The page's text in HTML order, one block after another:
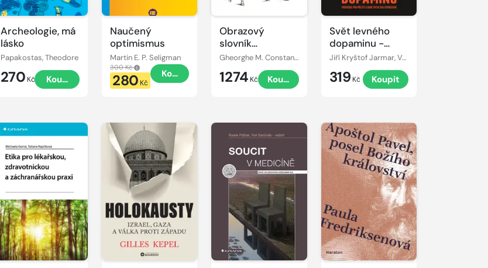
Archeologie, má
lásko
Papakostas, Theodore
270 Kč Koupit
Naučený
optimismus
Martin E. P. Seligman
300 Kč
280 Kč
Koupit
Obrazový
slovník
veterinární
Gheorghe M. Constantinescu
1274 Kč Koupit
Svět levného
dopaminu -
Průvodce pro
přežití v době
rychlého
uspokojení
Jiří Kryštof Jarmar, Vojtěch Hlaváček
319 Kč Koupit